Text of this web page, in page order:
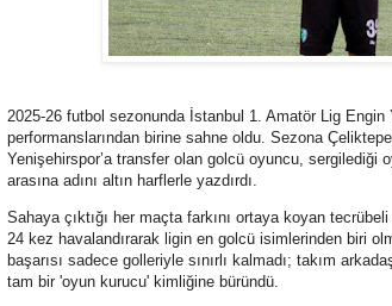
2025-26 futbol sezonunda İstanbul 1. Amatör Lig
performanslarından birine sahne oldu. Sezona
Yenişehirspor’a transfer olan golcü oyuncu, sergilediği
arasına adını altın harflerle yazdırdı.
Sahaya çıktığı her maçta farkını ortaya koyan
24 kez havalandırarak ligin en golcü isimlerinden biri
başarısı sadece golleriyle sınırlı kalmadı; takım
tam bir 'oyun kurucu' kimliğine büründü.